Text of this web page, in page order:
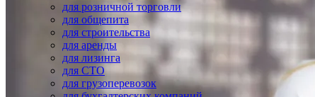
для розничной торговли
для общепита
для строительства
для аренды
для лизинга
для СТО
для грузоперевозок